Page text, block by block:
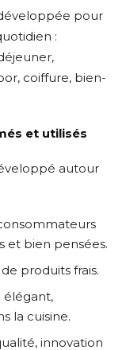
pour
:
coiffure, bien-
et utilisés
autour
et bien pensées.
produits frais.
élégant,
la cuisine.
innovation